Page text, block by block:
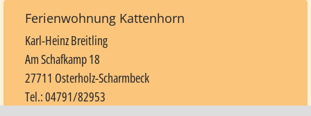
Ferienwohnung Kattenhorn
Karl-Heinz Breitling
Am Schafkamp 18
27711 Osterholz-Scharmbeck
Tel.: 04791/82953